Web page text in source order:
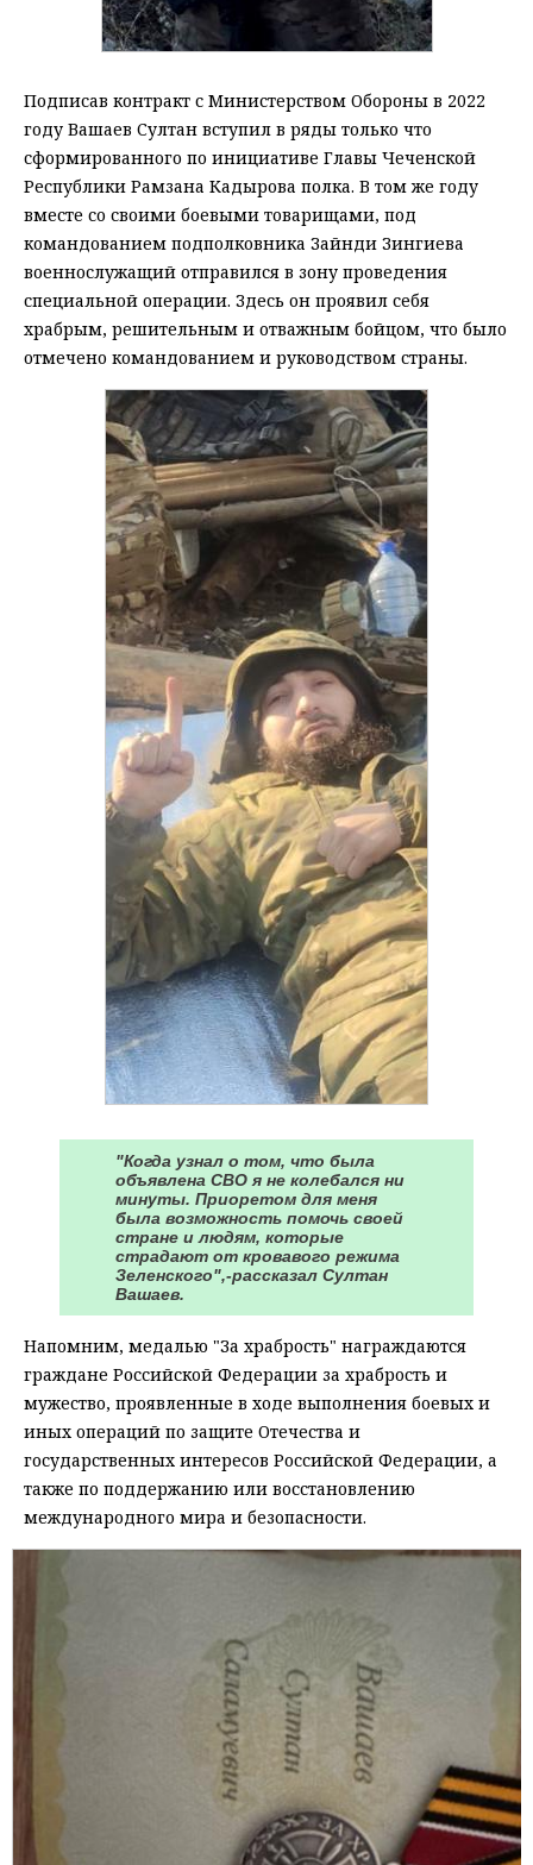
Подписав контракт с Министерством Обороны в 2022
году Вашаев Султан вступил в ряды только что
сформированного по инициативе Главы Чеченской
Республики Рамзана Кадырова полка. В том же году
вместе со своими боевыми товарищами, под
командованием подполковника Зайнди Зингиева
военнослужащий отправился в зону проведения
специальной операции. Здесь он проявил себя
храбрым, решительным и отважным бойцом, что было
отмечено командованием и руководством страны.
"Когда узнал о том, что была
объявлена СВО я не колебался ни
минуты. Приоретом для меня
была возможность помочь своей
стране и людям, которые
страдают от кровавого режима
Зеленского",-рассказал Султан
Вашаев.
Напомним, медалью "За храбрость" награждаются
граждане Российской Федерации за храбрость и
мужество, проявленные в ходе выполнения боевых и
иных операций по защите Отечества и
государственных интересов Российской Федерации, а
также по поддержанию или восстановлению
международного мира и безопасности.